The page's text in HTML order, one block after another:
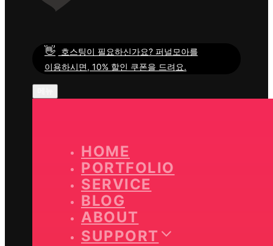
👋 호스팅이 필요하신가요? 퍼널모아를
이용하시면, 10% 할인 쿠폰을 드려요.
HOME
PORTFOLIO
SERVICE
BLOG
ABOUT
SUPPORT